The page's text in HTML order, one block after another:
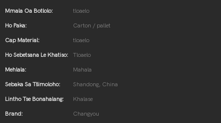
Mmala Oa Botlolo: tloaelo
Ho Paka: Carton / pallet
Cap Material: tloaelo
Ho Sebetsana Le Khatiso: Tloaelo
Mehlala: Mahala
Sebaka Sa Tšimoloho: Shandong, China
Lintho Tse Bonahalang: Khalase
Brand: Changyou